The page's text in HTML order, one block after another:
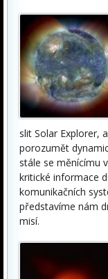
slit Solar Explorer,
porozumět
stále se měnícímu
kritické informace
komunikačních
představíme nám
misí.